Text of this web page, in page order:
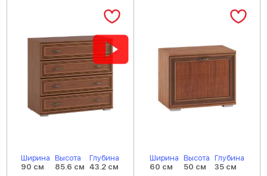
Ширина
90 см
Высота
85.6 см
Глубина
43.2 см
Ширина
60 см
Высота
50 см
Глубина
35 см